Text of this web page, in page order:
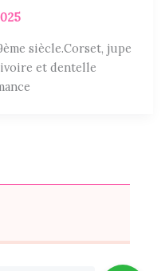
siècle.Corset, jupe
et dentelle